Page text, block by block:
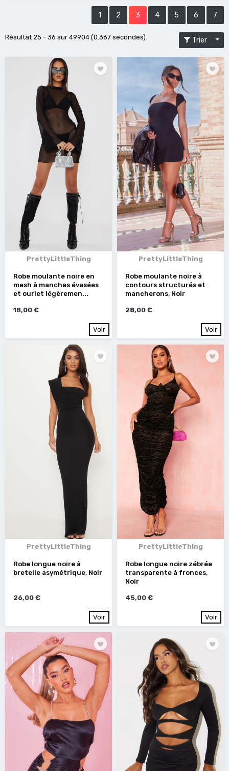
1 2 3 4 5 6 7
Résultat 25 - 36 sur 49904 (0.367 secondes) Trier
PrettyLittleThing
Robe moulante noire en
mesh à manches évasées
et ourlet légèremen...
18,00 €
Voir
PrettyLittleThing
Robe moulante noire à
contours structurés et
mancherons, Noir
28,00 €
Voir
PrettyLittleThing
Robe longue noire à
bretelle asymétrique, Noir
26,00 €
Voir
PrettyLittleThing
Robe longue noire zébrée
transparente à fronces,
Noir
45,00 €
Voir